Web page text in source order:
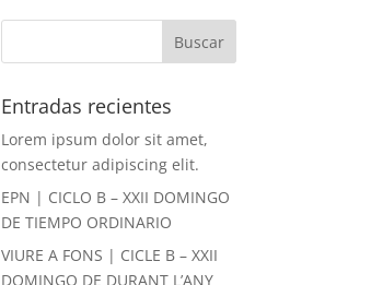
Entradas recientes
Lorem ipsum dolor sit amet,
consectetur adipiscing elit.
EPN | CICLO B – XXII DOMINGO
DE TIEMPO ORDINARIO
VIURE A FONS | CICLE B – XXII
DOMINGO DE DURANT L’ANY